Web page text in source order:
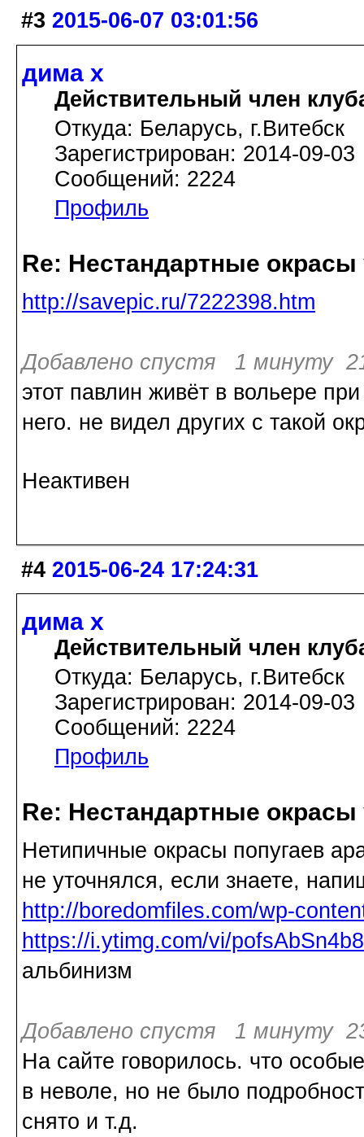
#3 2015-06-07 03:01:56
дима х
Действительный член
Откуда: Беларусь, г.Витебск
Зарегистрирован: 2014-09-03
Сообщений: 2224
Профиль
Re: Нестандартные окрасы
http://savepic.ru/7222398.htm
Добавлено спустя 1 минуту
этот павлин живёт в вольере
него. не видел других с такой
Неактивен
#4 2015-06-24 17:24:31
дима х
Действительный член
Откуда: Беларусь, г.Витебск
Зарегистрирован: 2014-09-03
Сообщений: 2224
Профиль
Re: Нестандартные окрасы
Нетипичные окрасы попугаев
не уточнялся, если знаете,
http://boredomfiles.com/wp-
https://i.ytimg.com/vi/
альбинизм
Добавлено спустя 1 минуту
На сайте говорилось. что
в неволе, но не было
снято и т.д.